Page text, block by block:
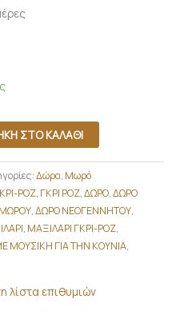
ΣΤΟ ΚΑΛΆΘΙ
Δώρα, Μωρό
ΡΟΖ, ΓΚΡΙ ΡΟΖ,ΔΩΡΟ,ΔΩΡΟ
,ΔΩΡΟ ΝΕΟΓΕΝΝΗΤΟΥ,
, ΜΑΞΙΛΑΡΙ ΓΚΡΙ-ΡΟΖ,
ΜΟΥΣΙΚΗ ΓΙΑ ΤΗΝ ΚΟΥΝΙΑ,
λίστα επιθυμιών